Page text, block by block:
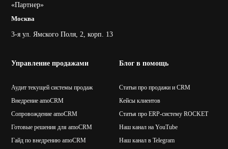
Управление продажами
Аудит текущей системы продаж
Внедрение amoCRM
Сопровождение amoCRM
Готовые решения для amoCRM
Гайд по внедрению amoCRM
Блог в помощь
Статьи про продажи и CRM
Кейсы клиентов
Статья про ERP-систему ROCKET
Наш канал на YouTube
Наш канал в Telegram
«Партнер»
Москва
3-я ул. Ямского Поля, 2, корп. 13